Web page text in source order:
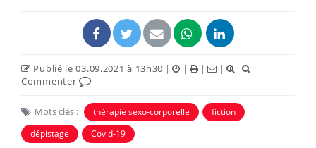
Publié le 03.09.2021 à 13h30 | | | |
|
Commenter
Mots clés : thérapie sexo-corporelle
fiction
dépistage
Covid-19